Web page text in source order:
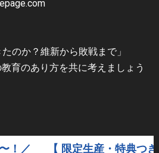
のか？維新から敗戦まで」
育のあり方を共に考えましょう